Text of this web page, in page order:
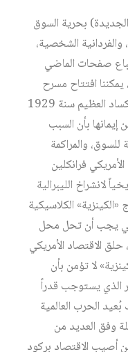
الجديدة) بحرية السوق
الشخصية،
صفحات الماضي
يمكننا افتتاح مسرح
تاريخ الاقتصاد السياسي على مشهد الكساد العظيم سنة 1929
بأن السبب
للسوق، والمراكمة
فرانكلين
لانشراخ الليبرالية
الكلاسيكية
يجب أن تحل محل
الاقتصاد الأمريكي
لا تؤمن بأن
الذي يستوجب قدراً
الحرب العالمية
وفق العديد من
أصيب الاقتصاد بركود